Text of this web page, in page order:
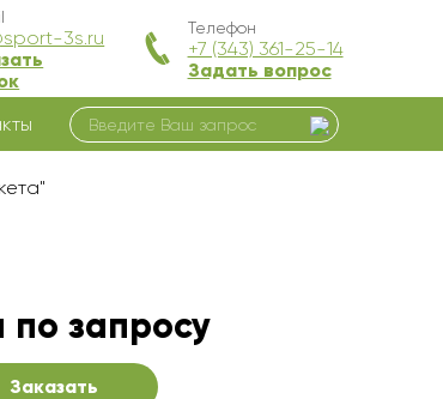
3s.ru
Телефон
+7 (343) 361-25-14
Задать вопрос
по запросу
Заказать